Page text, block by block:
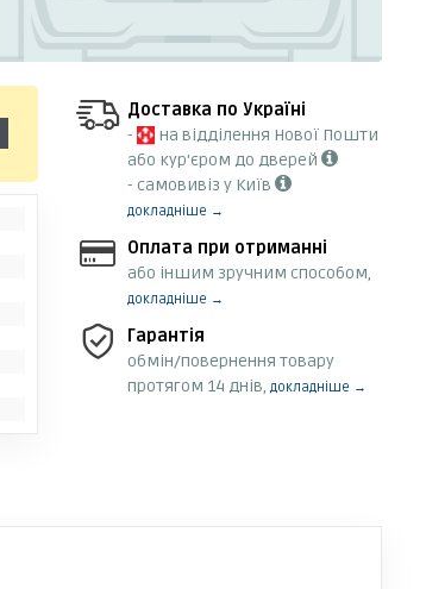
Доставка по Україні
-
на відділення Нової Пошти
або кур'єром до дверей
- самовивіз у Київ
докладніше →
Оплата при отриманні
або іншим зручним способом,
докладніше →
Гарантія
обмін/повернення товару
протягом 14 днів,докладніше →